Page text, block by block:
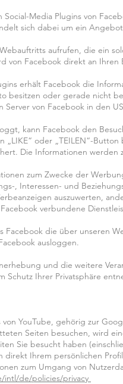
Media Plugins von
sich dabei um ein
aufrufen, die ein
von Facebook direkt an
erhält Facebook die
besitzen oder gerade nicht
Server von Facebook in den
kann Facebook den
„LIKE“ oder „TEILEN“-
Die Informationen werden
zum Zwecke der
, Interessen- und
auszuwerten,
verbundene
Facebook die über unseren
ausloggen.
und die weitere
Schutz Ihrer Privatsphäre
YouTube, gehörig zur
Seiten besuchen, wird
Sie besucht haben
direkt Ihrem persönlichen
zum Umgang von
intl/de/policies/privacy